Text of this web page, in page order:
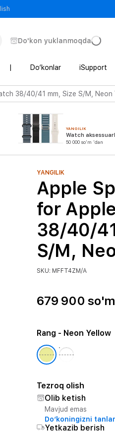
- Trade In bilan iPhone 17 Pro — 11
Do'kon yuklanmoqda
Do‘konlar iSupport
38/40/41 mm, Size S/M, Neon
YANGILIK
Watch
50 000 so'm 'dan
YANGILIK
Apple
for
38/40/
S/M,
SKU: MFFT4ZM/A
679 900 so'm
Rang - Neon Yellow
Tezroq olish
Olib ketish
Mavjud emas
Do‘koningizni
Yetkazib berish